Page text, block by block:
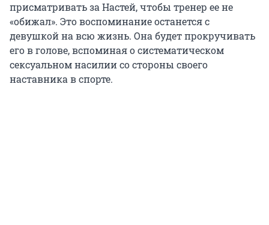
присматривать за Настей, чтобы тренер ее не
«обижал». Это воспоминание останется с
девушкой на всю жизнь. Она будет прокручивать
его в голове, вспоминая о систематическом
сексуальном насилии со стороны своего
наставника в спорте.